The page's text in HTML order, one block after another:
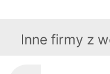
Inne firmy z